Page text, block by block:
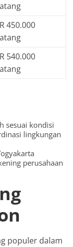
450.000
540.000
sesuai kondisi
lingkungan
perusahaan
populer dalam